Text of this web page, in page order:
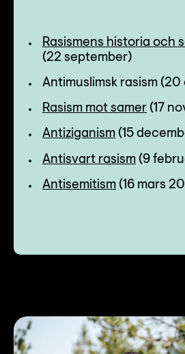
Rasismens historia och
(22 september)
Antimuslimsk rasism
Rasism mot samer (17
Antiziganism (15
Antisvart rasism (9
Antisemitism (16 mars